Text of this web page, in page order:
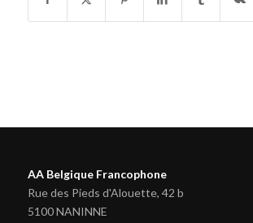
AA Belgique Francophone
Rue des Pieds d'Alouette, 42 b
5100 NANINNE